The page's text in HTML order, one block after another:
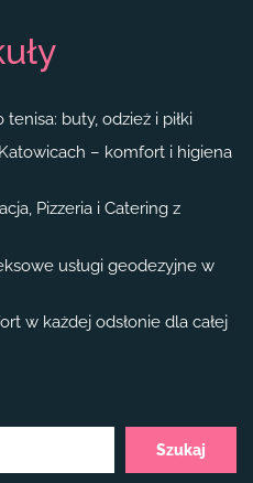
buty, odzież i piłki
– komfort i higiena
Pizzeria i Catering z
usługi geodezyjne w
w każdej odsłonie dla całej
Szukaj